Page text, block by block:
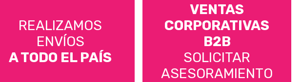
REALIZAMOS
ENVÍOS
A TODO EL PAÍS
VENTAS
CORPORATIVAS
B2B
SOLICITAR
ASESORAMIENTO